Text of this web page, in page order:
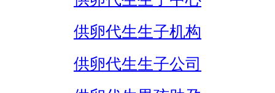
供卵代生生子机构
供卵代生生子公司